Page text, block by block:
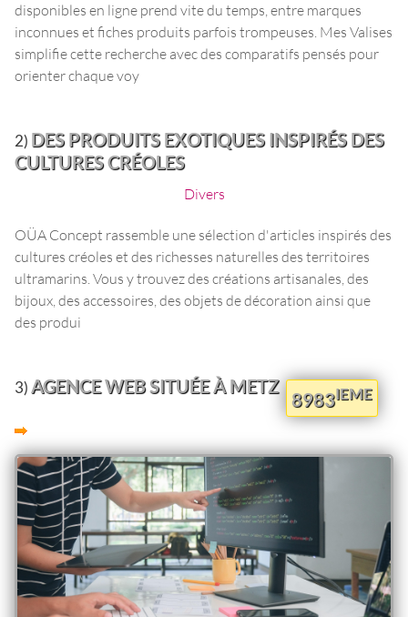
disponibles en ligne prend vite du temps, entre marques
inconnues et fiches produits parfois trompeuses. Mes Valises
simplifie cette recherche avec des comparatifs pensés pour
orienter chaque voy
2) DES PRODUITS EXOTIQUES INSPIRÉS DES
CULTURES CRÉOLES
Divers
OÜA Concept rassemble une sélection d'articles inspirés des
cultures créoles et des richesses naturelles des territoires
ultramarins. Vous y trouvez des créations artisanales, des
bijoux, des accessoires, des objets de décoration ainsi que
des produi
3)AGENCE WEB SITUÉE À METZ
8983IEME